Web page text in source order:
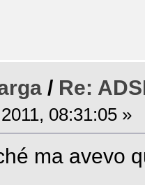
/ Re:
08:31:05 »
ma avevo